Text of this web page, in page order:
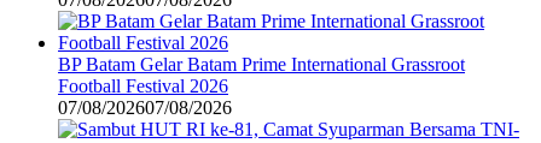
BP Batam Gelar Batam Prime International Grassroot
Football Festival 2026
07/08/202607/08/2026